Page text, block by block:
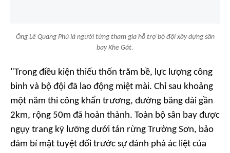
Ông Lê Quang Phú là người từng tham gia hỗ trợ bộ đội xây dựng sân
bay Khe Gát.
"Trong điều kiện thiếu thốn trăm bề, lực lượng công
binh và bộ đội đã lao động miệt mài. Chỉ sau khoảng
một năm thi công khẩn trương, đường băng dài gần
2km, rộng 50m đã hoàn thành. Toàn bộ sân bay được
ngụy trang kỹ lưỡng dưới tán rừng Trường Sơn, bảo
đảm bí mật tuyệt đối trước sự đánh phá ác liệt của